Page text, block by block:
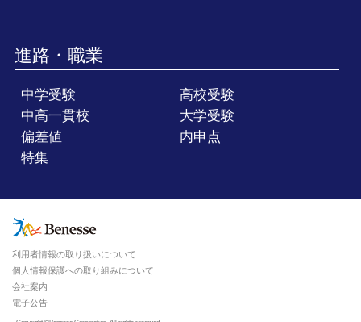
進路・職業
中学受験
高校受験
中高一貫校
大学受験
偏差値
内申点
特集
利用者情報の取り扱いについて
個人情報保護への取り組みについて
会社案内
電子公告